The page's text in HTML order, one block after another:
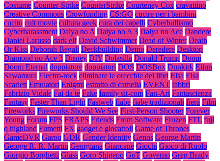
Costume Counter-Strike CounterStrike Courteney Cox cravattino
Creative Commons Crowfunding CS:GO cucire per i bambini
cucito cult movie cultura geek cura dei capelli Cyberbullismo
Cyberharassment Daiya no A Daiya no A 3 Daiya no Ace Dandere
Daniel Larusso dark elf David Schwimmer Dead of Winter Death
Or Kiss Deborah Begali Deckbuilding Demo Deredere Desktop
Diamond no Ace 3 Disney DIY Dolasilla Donald Trump Doom
Doom Eternal doppiatore doppiatori DOS DOSBox Dunkirk Eijun
Sawamura Electro-rock eliminare le orecchie dei libri Elsa Elsa
Scarlett Emulatori Enigmi estratto di camelia EVENT fabbri
Fabrizio Vidale Fai da te Fake family sit-com Fan-Art Fantascienza
Fantasy Faster Than Light Fastweb fiabe fiabe tradizionali fiera Film
Fireworks Fireworks Should We See First-Person Shooter Forever
Young Forum FPS FRAPS Friends From Software Frozen FTL fuji
q highland Fumetti FX gadget e giocattoli Game of Thrones
GameDVR Garou GDR Gender Identity Genos George Martin
George R. R. Martin Georgiana Giancane Giochi Gioco di Ruolo
Giorgio Borghetti Glass Goro Shigeno GoT Governo Greg Brady